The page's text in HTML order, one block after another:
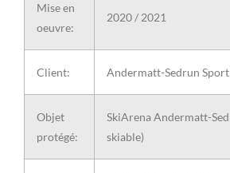
Mise en
oeuvre:
2020 / 2021
Client: Andermatt-Sedrun
Objet
protégé:
SkiArena Andermatt-
skiable)